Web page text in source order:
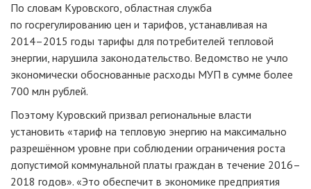
По словам Куровского, областная служба
по госрегулированию цен и тарифов, устанавливая на
2014–2015 годы тарифы для потребителей тепловой
энергии, нарушила законодательство. Ведомство не учло
экономически обоснованные расходы МУП в сумме более
700 млн рублей.
Поэтому Куровский призвал региональные власти
установить «тариф на тепловую энергию на максимально
разрешённом уровне при соблюдении ограничения роста
допустимой коммунальной платы граждан в течение 2016–
2018 годов». «Это обеспечит в экономике предприятия